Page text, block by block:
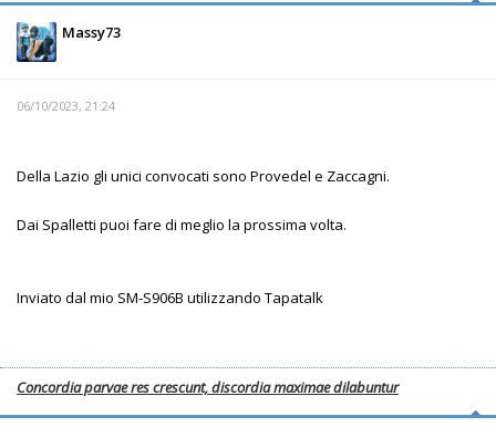
Massy73
06/10/2023, 21:24
Della Lazio gli unici convocati sono Provedel e Zaccagni.
Dai Spalletti puoi fare di meglio la prossima volta.
Inviato dal mio SM-S906B utilizzando Tapatalk
Concordia parvae res crescunt, discordia maximae dilabuntur